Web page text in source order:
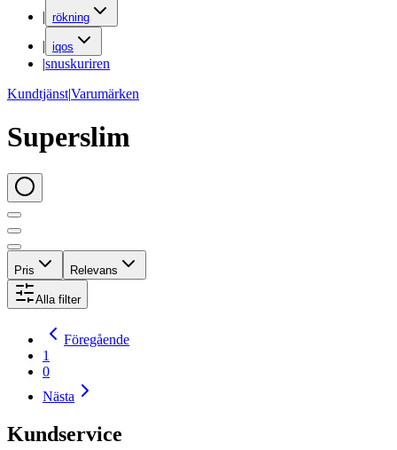
| rökning
| iqos
|snuskuriren
Kundtjänst|Varumärken
Superslim
Pris Relevans
Alla filter
Föregående
1
0
Nästa
Kundservice